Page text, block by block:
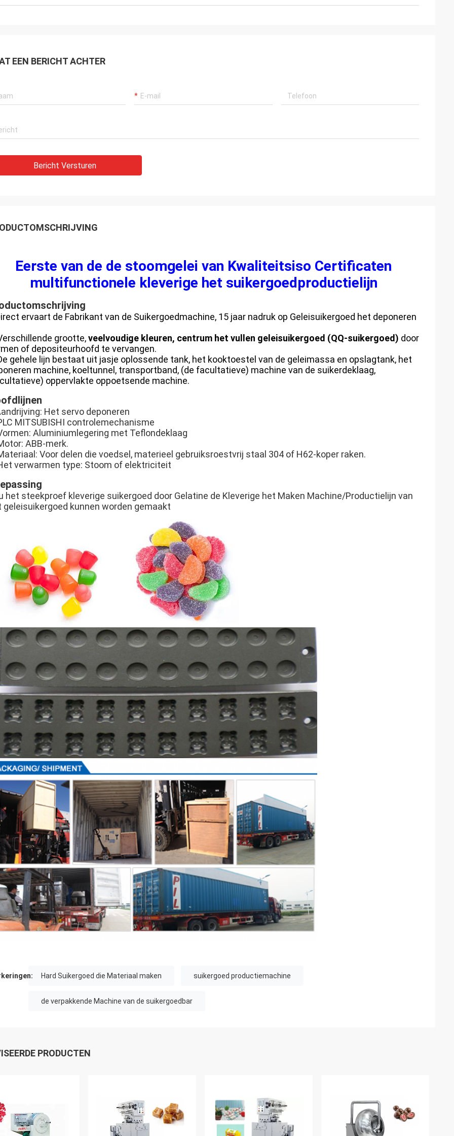
EEN BERICHT ACHTER
Bericht Versturen
Eerste van de de stoomgelei van Kwaliteitsiso Certificaten
multifunctionele kleverige het suikergoedproductielijn
ervaart de Fabrikant van de Suikergoedmachine, 15 jaar nadruk op Geleisuikergoed het deponeren
grootte,veelvoudige kleuren, centrum het vullen geleisuikergoed (QQ-suikergoed) door
of depositeurhoofd te vervangen.
gehele lijn bestaat uit jasje oplossende tank, het kooktoestel van de geleimassa en opslagtank, het
machine, koeltunnel, transportband, (de facultatieve) machine van de suikerdeklaag,
oppervlakte oppoetsende machine.
Het servo deponeren
MITSUBISHI controlemechanisme
Aluminiumlegering met Teflondeklaag
ABB-merk.
Voor delen die voedsel, materieel gebruiksroestvrij staal 304 of H62-koper raken.
verwarmen type: Stoom of elektriciteit
het steekproef kleverige suikergoed door Gelatine de Kleverige het Maken Machine/Productielijn van
geleisuikergoed kunnen worden gemaakt
Hard Suikergoed die Materiaal maken suikergoed productiemachine
de verpakkende Machine van de suikergoedbar
PRODUCTEN